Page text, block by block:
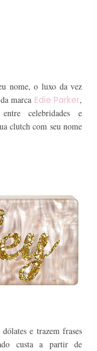
nome, o luxo da vez
marca Edie Parker,
celebridades e
clutch com seu nome
e trazem frases
custa a partir de